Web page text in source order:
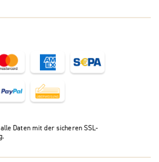
Daten mit der sicheren SSL-